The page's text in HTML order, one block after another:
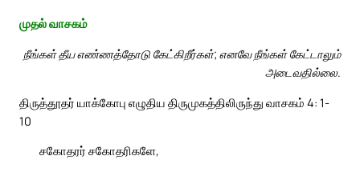
முதல் வாசகம்
நீங்கள் தீய எண்ணத்தோடு கேட்கிறீர்கள்; எனவே நீங்கள் கேட்டாலும்
அடைவதில்லை.
திருத்தூதர் யாக்கோபு எழுதிய திருமுகத்திலிருந்து வாசகம் 4: 1-
10
சகோதரர் சகோதரிகளே,